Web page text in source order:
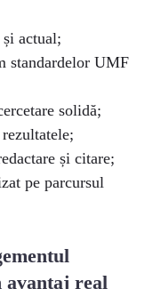
actual;
standardelor UMF
solidă;
și citare;
pe parcursul
avantaj real